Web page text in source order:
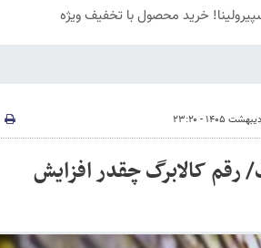
خرید محصول با تخفیف ویژه
رقم کالابرگ چقدر افزایش